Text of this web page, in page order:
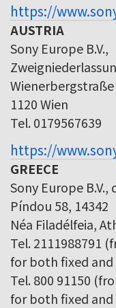
https://
AUSTRIA
Sony Europe B.V.,
Wienerbergstraße
1120 Wien
Tel. 0179567639
https://
GREECE
Sony Europe B.V.,
Píndou 58, 14342
Néa Filadélfeia,
Tel. 2111988791
for both fixed
Tel. 800 91150
for both fixed